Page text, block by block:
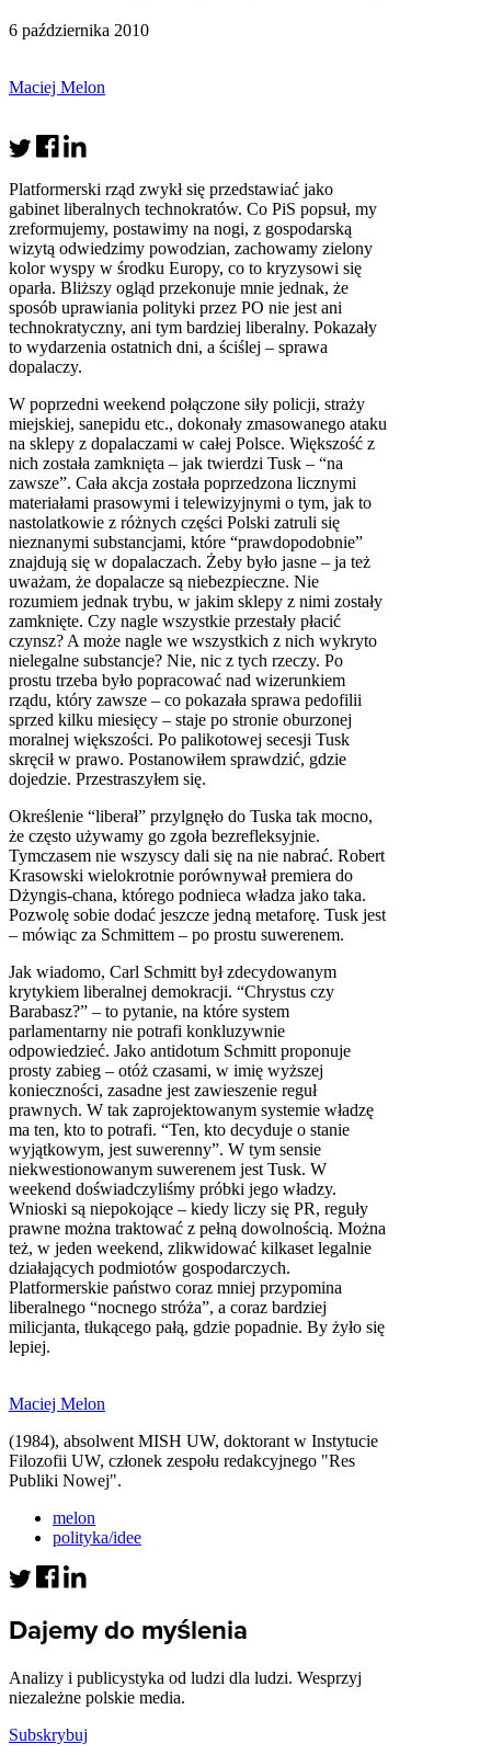
6 października 2010
Maciej Melon
Platformerski rząd zwykł się przedstawiać jako
gabinet liberalnych technokratów. Co PiS popsuł, my
zreformujemy, postawimy na nogi, z gospodarską
wizytą odwiedzimy powodzian, zachowamy zielony
kolor wyspy w środku Europy, co to kryzysowi się
oparła. Bliższy ogląd przekonuje mnie jednak, że
sposób uprawiania polityki przez PO nie jest ani
technokratyczny, ani tym bardziej liberalny. Pokazały
to wydarzenia ostatnich dni, a ściślej – sprawa
dopalaczy.
W poprzedni weekend połączone siły policji, straży
miejskiej, sanepidu etc., dokonały zmasowanego ataku
na sklepy z dopalaczami w całej Polsce. Większość z
nich została zamknięta – jak twierdzi Tusk – “na
zawsze”. Cała akcja została poprzedzona licznymi
materiałami prasowymi i telewizyjnymi o tym, jak to
nastolatkowie z różnych części Polski zatruli się
nieznanymi substancjami, które “prawdopodobnie”
znajdują się w dopalaczach. Żeby było jasne – ja też
uważam, że dopalacze są niebezpieczne. Nie
rozumiem jednak trybu, w jakim sklepy z nimi zostały
zamknięte. Czy nagle wszystkie przestały płacić
czynsz? A może nagle we wszystkich z nich wykryto
nielegalne substancje? Nie, nic z tych rzeczy. Po
prostu trzeba było popracować nad wizerunkiem
rządu, który zawsze – co pokazała sprawa pedofilii
sprzed kilku miesięcy – staje po stronie oburzonej
moralnej większości. Po palikotowej secesji Tusk
skręcił w prawo. Postanowiłem sprawdzić, gdzie
dojedzie. Przestraszyłem się.
Określenie “liberał” przylgnęło do Tuska tak mocno,
że często używamy go zgoła bezrefleksyjnie.
Tymczasem nie wszyscy dali się na nie nabrać. Robert
Krasowski wielokrotnie porównywał premiera do
Dżyngis-chana, którego podnieca władza jako taka.
Pozwolę sobie dodać jeszcze jedną metaforę. Tusk jest
– mówiąc za Schmittem – po prostu suwerenem.
Jak wiadomo, Carl Schmitt był zdecydowanym
krytykiem liberalnej demokracji. “Chrystus czy
Barabasz?” – to pytanie, na które system
parlamentarny nie potrafi konkluzywnie
odpowiedzieć. Jako antidotum Schmitt proponuje
prosty zabieg – otóż czasami, w imię wyższej
konieczności, zasadne jest zawieszenie reguł
prawnych. W tak zaprojektowanym systemie władzę
ma ten, kto to potrafi. “Ten, kto decyduje o stanie
wyjątkowym, jest suwerenny”. W tym sensie
niekwestionowanym suwerenem jest Tusk. W
weekend doświadczyliśmy próbki jego władzy.
Wnioski są niepokojące – kiedy liczy się PR, reguły
prawne można traktować z pełną dowolnością. Można
też, w jeden weekend, zlikwidować kilkaset legalnie
działających podmiotów gospodarczych.
Platformerskie państwo coraz mniej przypomina
liberalnego “nocnego stróża”, a coraz bardziej
milicjanta, tłukącego pałą, gdzie popadnie. By żyło się
lepiej.
Maciej Melon
(1984), absolwent MISH UW, doktorant w Instytucie
Filozofii UW, członek zespołu redakcyjnego "Res
Publiki Nowej".
melon
polityka/idee
Dajemy do myślenia
Analizy i publicystyka od ludzi dla ludzi. Wesprzyj
niezależne polskie media.
Subskrybuj